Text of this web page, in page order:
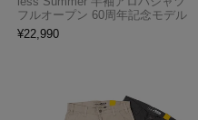
フルオープン 60周年記念モデル
¥22,990